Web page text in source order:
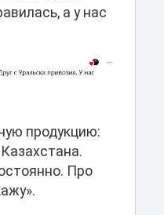
а у нас
продукцию:
Про